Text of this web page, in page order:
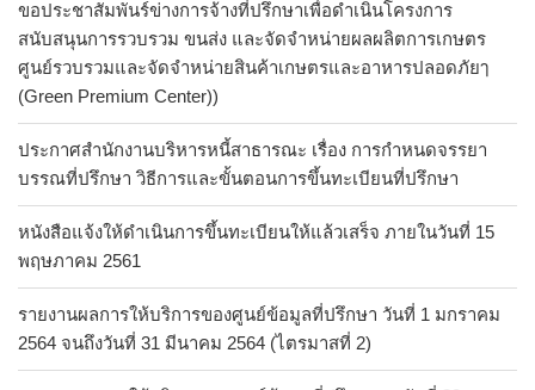
ขอประชาสัมพันร์ข่างการจ้างที่ปรึกษาเพื่อดำเนินโครงการ
สนับสนุนการรวบรวม ขนส่ง และจัดจำหน่ายผลผลิตการเกษตร
ศูนย์รวบรวมและจัดจำหน่ายสินค้าเกษตรและอาหารปลอดภัยๅ
(Green Premium Center))
ประกาศสำนักงานบริหารหนี้สาธารณะ เรื่อง การกำหนดจรรยา
บรรณที่ปรึกษา วิธีการและขั้นตอนการขึ้นทะเบียนที่ปรึกษา
หนังสือแจ้งให้ดำเนินการขึ้นทะเบียนให้แล้วเสร็จ ภายในวันที่ 15
พฤษภาคม 2561
รายงานผลการให้บริการของศูนย์ข้อมูลที่ปรึกษา วันที่ 1 มกราคม
2564 จนถึงวันที่ 31 มีนาคม 2564 (ไตรมาสที่ 2)